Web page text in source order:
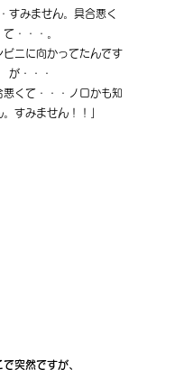
すみません。具合悪く
て・・・。
ビニに向かってたんです
が・・・
悪くて・・・ノロかも知
すみません！！」
で突然ですが、